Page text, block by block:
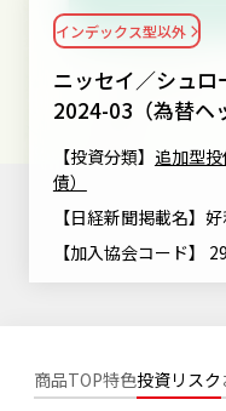
ファンド比較
決算カレンダー
海外休日カレンダー
投資信託新商品のご案
投資信託償還商品のご
有価証券届出書の効力
マーケット指数
マーケットレポート
大関 洋の「十字路」
コラム
ファンドレポート
資産形成ポータルTOP
資産形成サービス
Nダイレクト
Goal Navi
資産形成サポート
お問い合わせ
サステナビリティ
サステナビリティTOP
サステナビリティ経営
SDGsとは？
サステナビリティ経
ニッセイアセット
ニッセイアセットについ
会社情報
最新情報
検索したいキーワードを入力
ニッセイ／シュロ
2024-03（為替ヘ
インデックス型以外
【投資分類】 追加型
債）
【日経新聞掲載名】
【加入協会コード】
商品TOP特色投資リスク